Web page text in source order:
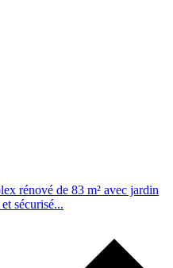
rénové de 83 m² avec jardin
sécurisé...